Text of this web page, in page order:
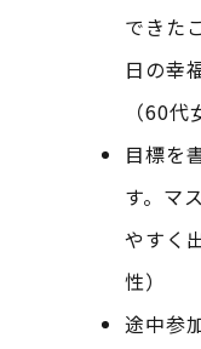
できた
日の幸
（60代
目標を
す。マ
やすく
性）
途中参